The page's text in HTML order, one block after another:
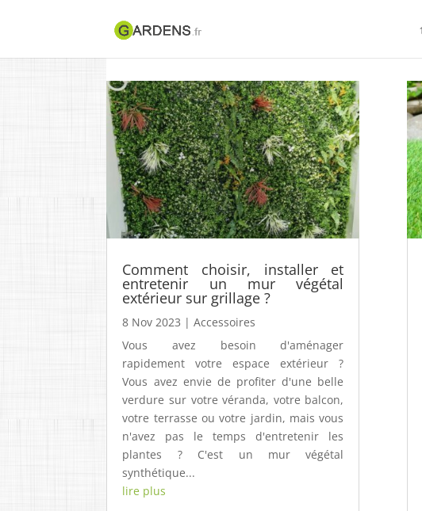
Comment choisir, installer et
entretenir un mur végétal
extérieur sur grillage ?
8 Nov 2023 |Accessoires
Vous avez besoin d'aménager
rapidement votre espace extérieur ?
Vous avez envie de profiter d'une belle
verdure sur votre véranda, votre balcon,
votre terrasse ou votre jardin, mais vous
n'avez pas le temps d'entretenir les
plantes ? C'est un mur végétal
synthétique...
lire plus